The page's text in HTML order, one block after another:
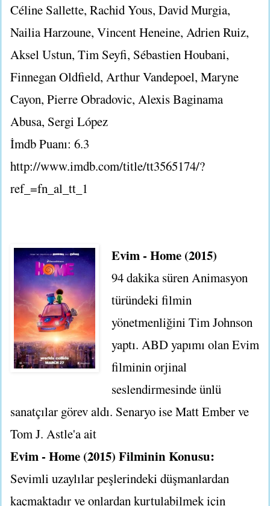
Céline Sallette, Rachid Yous, David Murgia,
Nailia Harzoune, Vincent Heneine, Adrien Ruiz,
Aksel Ustun, Tim Seyfi, Sébastien Houbani,
Finnegan Oldfield, Arthur Vandepoel, Maryne
Cayon, Pierre Obradovic, Alexis Baginama
Abusa, Sergi López
İmdb Puanı: 6.3
http://www.imdb.com/title/tt3565174/?
ref_=fn_al_tt_1
Evim - Home (2015)
94 dakika süren Animasyon
türündeki filmin
yönetmenliğini Tim Johnson
yaptı. ABD yapımı olan Evim
filminin orjinal
seslendirmesinde ünlü
sanatçılar görev aldı. Senaryo ise Matt Ember ve
Tom J. Astle'a ait
Evim - Home (2015) Filminin Konusu:
Sevimli uzaylılar peşlerindeki düşmanlardan
kaçmaktadır ve onlardan kurtulabilmek için